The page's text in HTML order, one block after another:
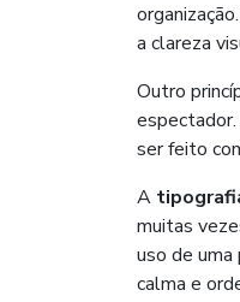
a clareza
Outro
ser feito
A
muitas
uso de
calma e